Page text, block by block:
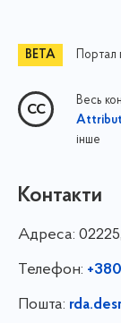
Весь
інше
Контакти
Адреса:
Телефон:
Пошта: